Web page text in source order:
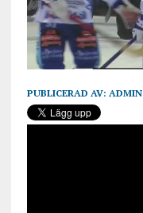
PUBLICERAD AV: ADMIN